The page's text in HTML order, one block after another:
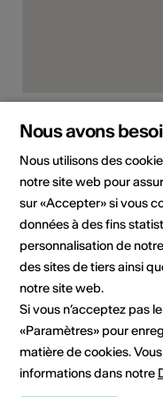
Planifier un itinéraire
Adresse
La Vidondée
Riddes · arts & culture
Rue de la Vidondée 2
1908 Riddes
Téléphone
E-Mail
Site Internet
Nous avons
Nous utilisons des
notre site web pour
sur «Accepter» si vous
données à des fins
personnalisation de
des sites de tiers ainsi
notre site web.
Si vous n’acceptez pas
«Paramètres» pour
matière de cookies.
informations dans notre